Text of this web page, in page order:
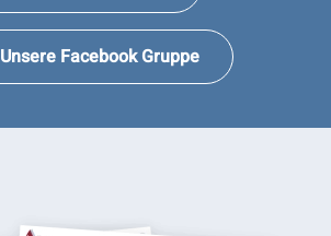
Unsere Facebook Gruppe